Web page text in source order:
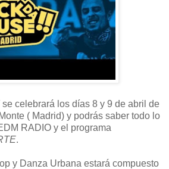
se celebrará los días 8 y 9 de abril de
( Madrid) y podrás saber todo lo
RADIO y el programa
.
y Danza Urbana estará compuesto